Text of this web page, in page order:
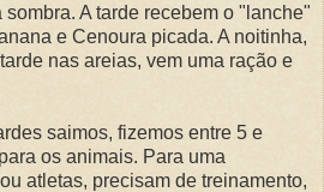
A tarde recebem o "lanche"
e Cenoura picada. A noitinha,
nas areias, vem uma ração e
saimos, fizemos entre 5 e
os animais. Para uma
atletas, precisam de treinamento,